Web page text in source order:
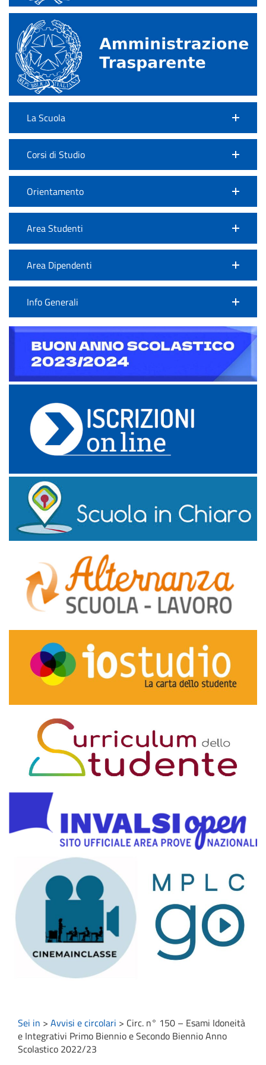
La Scuola
Corsi di Studio
Orientamento
Area Studenti
Area Dipendenti
Info Generali
Sei in > Avvisi e circolari > Circ. n° 150 – Esami Idoneità
e Integrativi Primo Biennio e Secondo Biennio Anno
Scolastico 2022/23